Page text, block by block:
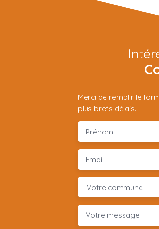
Merci de remplir le
plus brefs délais.
Prénom
Email
Votre commune
Votre message